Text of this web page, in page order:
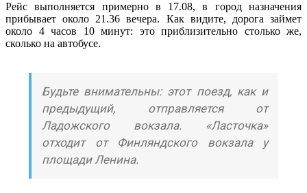
Рейс выполняется примерно в 17.08, в город назначения
прибывает около 21.36 вечера. Как видите, дорога займет
около 4 часов 10 минут: это приблизительно столько же,
сколько на автобусе.
Будьте внимательны: этот поезд, как и
предыдущий, отправляется от
Ладожского вокзала. «Ласточка»
отходит от Финляндского вокзала у
площади Ленина.